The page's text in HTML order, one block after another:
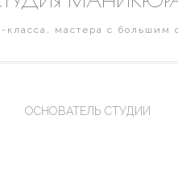
мастера с большим
ОСНОВАТЕЛЬ СТУДИИ